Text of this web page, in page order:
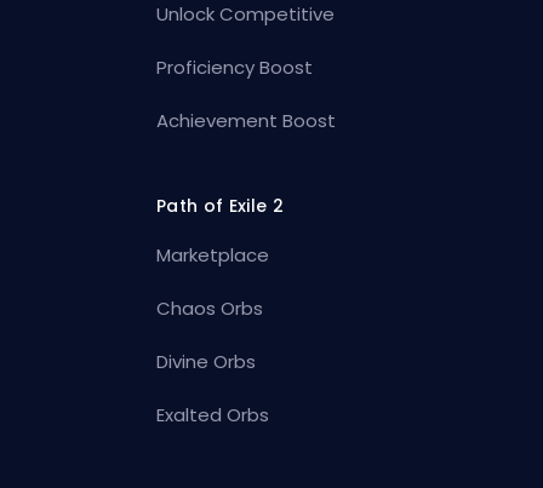
Unlock Competitive
Proficiency Boost
Achievement Boost
Path of Exile 2
Marketplace
Chaos Orbs
Divine Orbs
Exalted Orbs